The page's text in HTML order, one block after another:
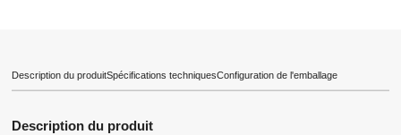
Description du produitSpécifications techniquesConfiguration de l'emballage
Description du produit